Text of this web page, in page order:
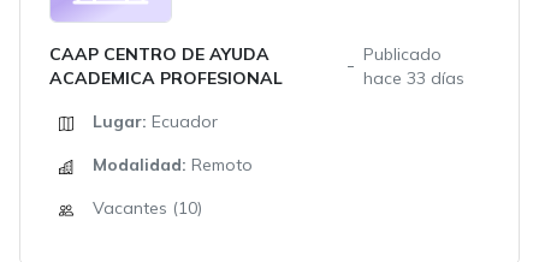
CAAP CENTRO DE AYUDA
ACADEMICA PROFESIONAL
Publicado
hace 33 días
Lugar: Ecuador
Modalidad: Remoto
Vacantes (10)